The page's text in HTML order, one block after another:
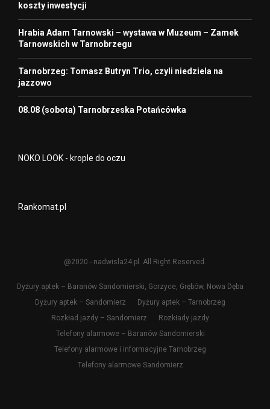
koszty inwestycji
Hrabia Adam Tarnowski – wystawa w Muzeum – Zamek
Tarnowskich w Tarnobrzegu
Tarnobrzeg: Tomasz Butryn Trio, czyli niedziela na
jazzowo
08.08 (sobota) Tarnobrzeska Potańcówka
NOKO LOOK - krople do oczu
Rankomat.pl
@2020 - nadwisla24.pl. All Right Reserved.
Dyżury aptek – Baranów Sandomierski, Gorzyce, Grębów, Nowa Dęba
Dyżury aptek – Sandomierz
Dyżury aptek – Tarnobrzeg
Rozkład jazdy – Sandomierz
Rozkłady jazdy
Telefony alarmowe – Baranów Sandomierski
Telefony alarmowe i informacyjne Tarnobrzeg
Telefony alarmowe Sandomierz